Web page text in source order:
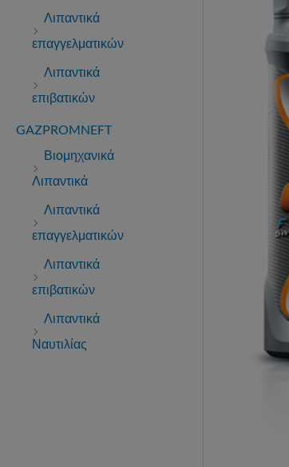
Λιπαντικά
επαγγελματικών
Λιπαντικά
επιβατικών
GAZPROMNEFT
Βιομηχανικά
Λιπαντικά
Λιπαντικά
επαγγελματικών
Λιπαντικά
επιβατικών
Λιπαντικά
Ναυτιλίας